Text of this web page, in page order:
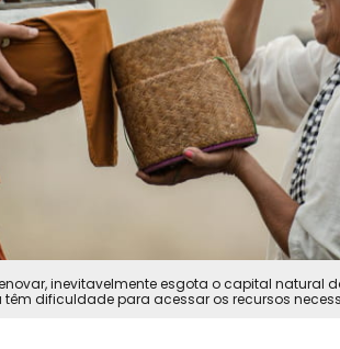
inevitavelmente esgota o capital natural
dificuldade para acessar os recursos